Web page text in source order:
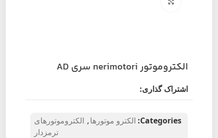
الکتروموتور nerimotori سری AD
اشتراک گذاری:
Categories: الکترو موتورها, الکتروموتورهای
ترمزدار